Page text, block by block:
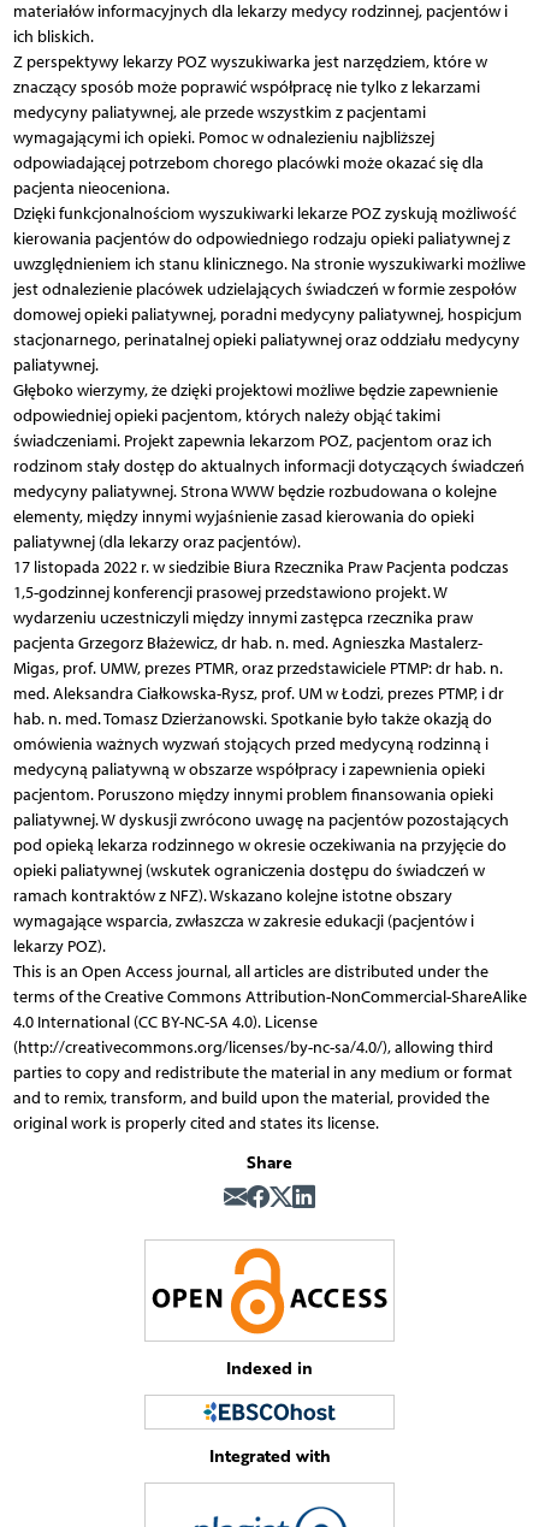
materiałów informacyjnych dla lekarzy medycy rodzinnej, pacjentów i
ich bliskich.
Z perspektywy lekarzy POZ wyszukiwarka jest narzędziem, które w
znaczący sposób może poprawić współpracę nie tylko z lekarzami
medycyny paliatywnej, ale przede wszystkim z pacjentami
wymagającymi ich opieki. Pomoc w odnalezieniu najbliższej
odpowiadającej potrzebom chorego placówki może okazać się dla
pacjenta nieoceniona.
Dzięki funkcjonalnościom wyszukiwarki lekarze POZ zyskują możliwość
kierowania pacjentów do odpowiedniego rodzaju opieki paliatywnej z
uwzględnieniem ich stanu klinicznego. Na stronie wyszukiwarki możliwe
jest odnalezienie placówek udzielających świadczeń w formie zespołów
domowej opieki paliatywnej, poradni medycyny paliatywnej, hospicjum
stacjonarnego, perinatalnej opieki paliatywnej oraz oddziału medycyny
paliatywnej.
Głęboko wierzymy, że dzięki projektowi możliwe będzie zapewnienie
odpowiedniej opieki pacjentom, których należy objąć takimi
świadczeniami. Projekt zapewnia lekarzom POZ, pacjentom oraz ich
rodzinom stały dostęp do aktualnych informacji dotyczących świadczeń
medycyny paliatywnej. Strona WWW będzie rozbudowana o kolejne
elementy, między innymi wyjaśnienie zasad kierowania do opieki
paliatywnej (dla lekarzy oraz pacjentów).
17 listopada 2022 r. w siedzibie Biura Rzecznika Praw Pacjenta podczas
1,5-godzinnej konferencji prasowej przedstawiono projekt. W
wydarzeniu uczestniczyli między innymi zastępca rzecznika praw
pacjenta Grzegorz Błażewicz, dr hab. n. med. Agnieszka Mastalerz-
Migas, prof. UMW, prezes PTMR, oraz przedstawiciele PTMP: dr hab. n.
med. Aleksandra Ciałkowska-Rysz, prof. UM w Łodzi, prezes PTMP, i dr
hab. n. med. Tomasz Dzierżanowski. Spotkanie było także okazją do
omówienia ważnych wyzwań stojących przed medycyną rodzinną i
medycyną paliatywną w obszarze współpracy i zapewnienia opieki
pacjentom. Poruszono między innymi problem finansowania opieki
paliatywnej. W dyskusji zwrócono uwagę na pacjentów pozostających
pod opieką lekarza rodzinnego w okresie oczekiwania na przyjęcie do
opieki paliatywnej (wskutek ograniczenia dostępu do świadczeń w
ramach kontraktów z NFZ). Wskazano kolejne istotne obszary
wymagające wsparcia, zwłaszcza w zakresie edukacji (pacjentów i
lekarzy POZ).
This is an Open Access journal, all articles are distributed under the
terms of the Creative Commons Attribution-NonCommercial-ShareAlike
4.0 International (CC BY-NC-SA 4.0). License
(http://creativecommons.org/licenses/by-nc-sa/4.0/), allowing third
parties to copy and redistribute the material in any medium or format
and to remix, transform, and build upon the material, provided the
original work is properly cited and states its license.
Share
Indexed in
Integrated with